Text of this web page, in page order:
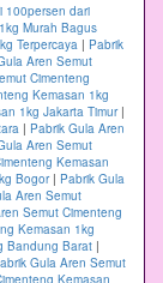
100persen dari
Murah Bagus
Terpercaya | Pabrik
Aren Semut
Cimenteng
Kemasan 1kg
1kg Jakarta Timur|
| Pabrik Gula Aren
Aren Semut
Kemasan
Bogor| Pabrik Gula
Aren Semut
Semut Cimenteng
Kemasan 1kg
Bandung Barat |
Gula Aren Semut
Kemasan